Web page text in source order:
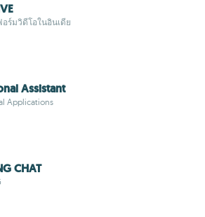
ร์มวิดีโอในอินเดีย
Assistant
Applications
CHAT